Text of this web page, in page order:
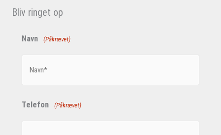
Bliv ringet op
Navn (Påkrævet)
Telefon (Påkrævet)